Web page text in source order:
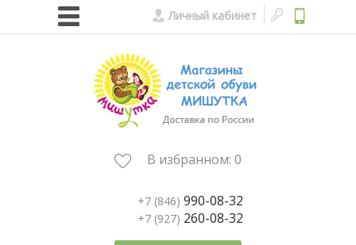
Личный кабинет
В избранном: 0
+7 (846) 990-08-32
+7 (927) 260-08-32